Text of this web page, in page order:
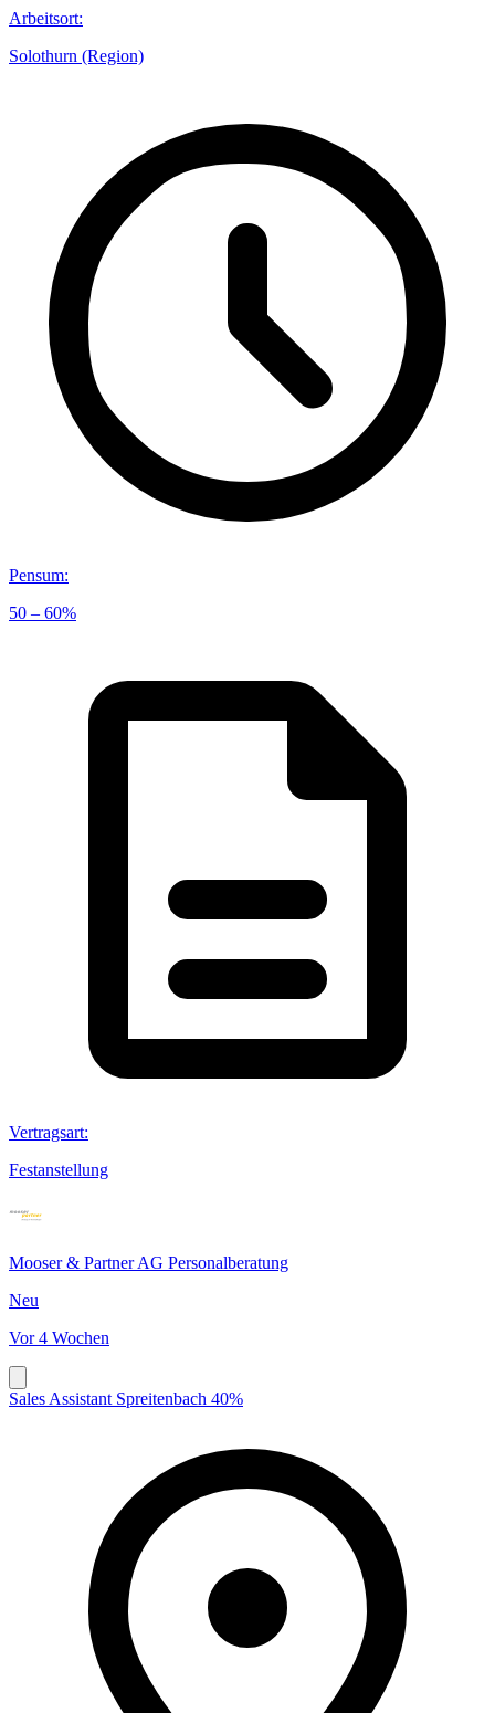
Arbeitsort:
Solothurn (Region)
Pensum:
50 – 60%
Vertragsart:
Festanstellung
Mooser & Partner AG Personalberatung
Neu
Vor 4 Wochen
Sales Assistant Spreitenbach 40%